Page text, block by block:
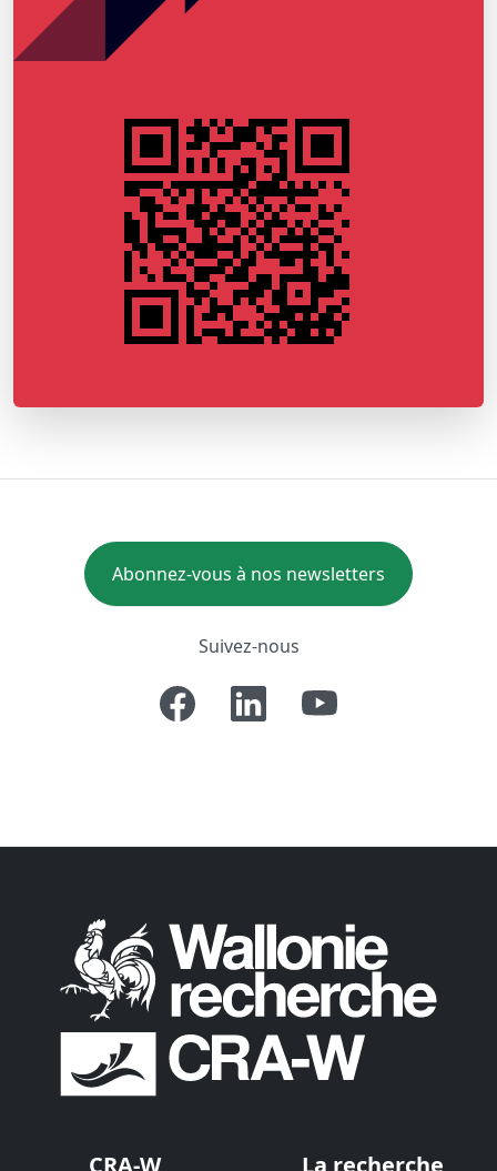
Abonnez-vous à nos newsletters
Suivez-nous
CRA-W La recherche